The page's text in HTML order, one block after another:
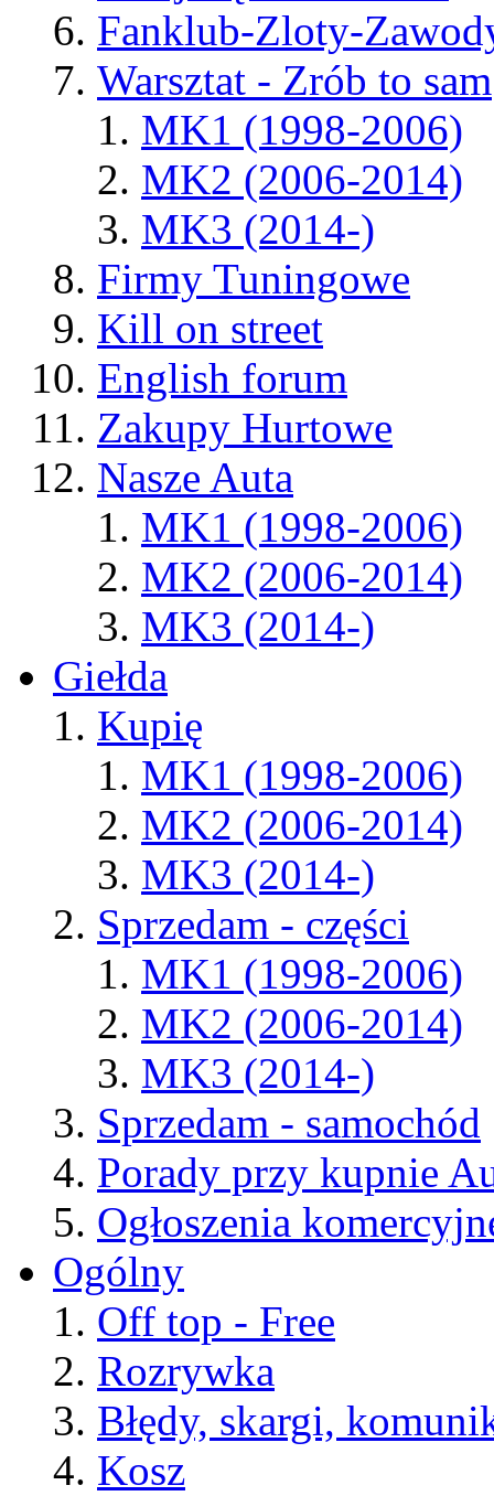
Fanklub-Zloty-
Warsztat - Zrób to sam
MK1 (1998-2006)
MK2 (2006-2014)
MK3 (2014-)
Firmy Tuningowe
Kill on street
English forum
Zakupy Hurtowe
Nasze Auta
MK1 (1998-2006)
MK2 (2006-2014)
MK3 (2014-)
Giełda
Kupię
MK1 (1998-2006)
MK2 (2006-2014)
MK3 (2014-)
Sprzedam - części
MK1 (1998-2006)
MK2 (2006-2014)
MK3 (2014-)
Sprzedam - samochód
Porady przy kupnie
Ogłoszenia
Ogólny
Off top - Free
Rozrywka
Błędy, skargi,
Kosz